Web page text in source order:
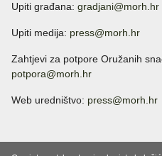
Upiti građana: gradjani@morh.hr
Upiti medija: press@morh.hr
Zahtjevi za potpore Oružanih
potpora@morh.hr
Web uredništvo: press@morh.hr